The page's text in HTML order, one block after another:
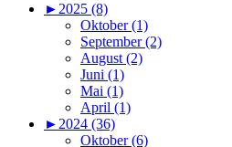
►2025 (8)
Oktober (1)
September (2)
August (2)
Juni (1)
Mai (1)
April (1)
►2024 (36)
Oktober (6)